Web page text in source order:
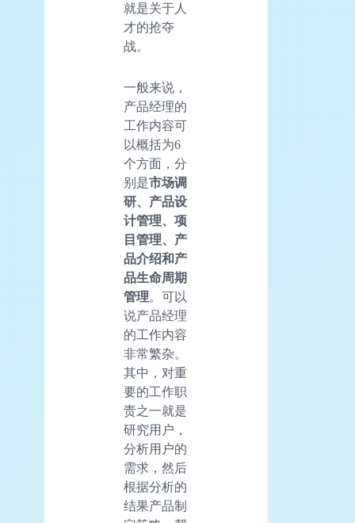
就是关于人
才的抢夺
战。
一般来说，
产品经理的
工作内容可
以概括为6
个方面，分
别是市场调
研、产品设
计管理、 项
目 管理、产
品介绍和产
品生命周期
管理。可以
说产品经理
的工作内容
非常繁杂。
其中，对重
要的工作职
责之一就是
研究用户，
分析用户的
需求，然后
根据分析的
结果产品制